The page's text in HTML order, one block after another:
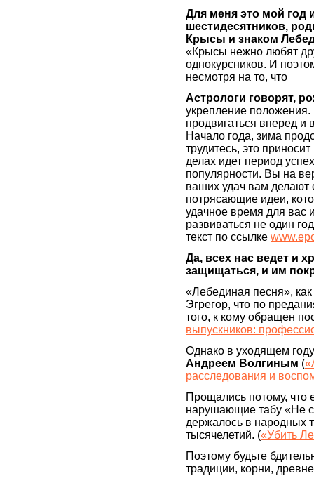
Для меня это мой год
шестидесятников,
Крысы и знаком
«Крысы нежно любят
однокурсников. И
несмотря на то, что
Астрологи говорят,
укрепление положения.
продвигаться вперед
Начало года, зима
трудитесь, это
делах идет период
популярности. Вы на
ваших удач вам
потрясающие идеи,
удачное время для вас
развиваться не один
текст по ссылке
Да, всех нас ведет и
защищаться, и им
«Лебединая песня»,
Эгрегор, что по
того, к кому обращен
выпускников:
Однако в уходящем
Андреем Волгиным (
расследования и
Прощались потому, что
нарушающие табу «Не
держалось в народных
тысячелетий. («Убить
Поэтому будьте
традиции, корни,